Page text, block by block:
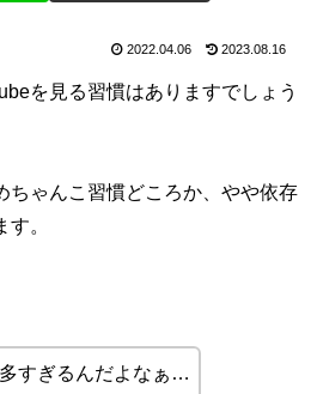
2022.04.06 2023.08.16
を見る習慣はありますでしょう
ちゃんこ習慣どころか、やや依存
。
すぎるんだよなぁ…